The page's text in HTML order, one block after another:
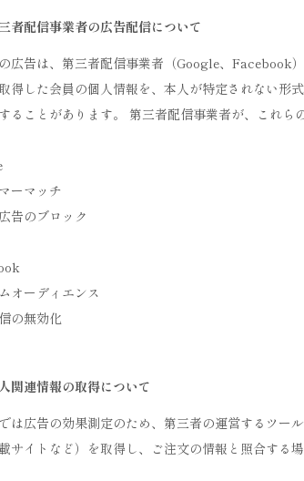
者配信事業者の広告配信について
広告は、第三者配信事業者（Google、Facebook
得した会員の個人情報を、本人が特定されない形
ることがあります。 第三者配信事業者が、これら
ーマッチ
告のブロック
オーディエンス
の無効化
関連情報の取得について
は広告の効果測定のため、第三者の運営するツー
サイトなど）を取得し、ご注文の情報と照合する場